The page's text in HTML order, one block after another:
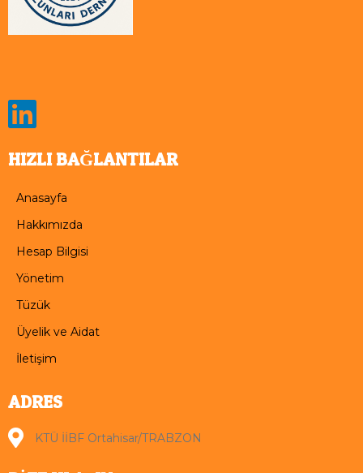
HIZLI BAĞLANTILAR
Anasayfa
Hakkımızda
Hesap Bilgisi
Yönetim
Tüzük
Üyelik ve Aidat
İletişim
ADRES
KTÜ İİBF Ortahisar/TRABZON